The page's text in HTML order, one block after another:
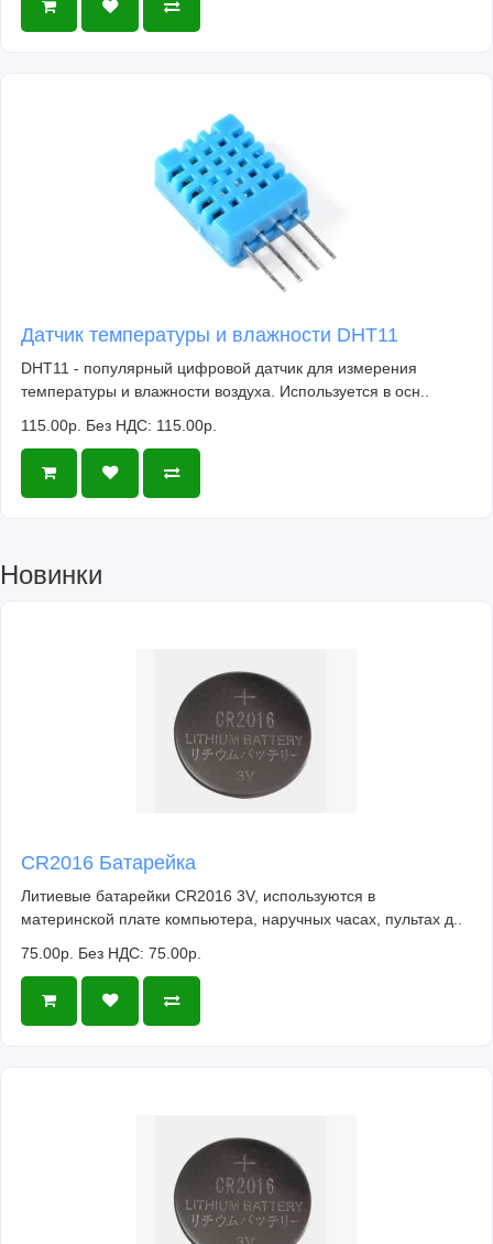
Датчик температуры и влажности DHT11
DHT11 - популярный цифровой датчик для измерения
температуры и влажности воздуха. Используется в осн..
115.00р. Без НДС: 115.00р.
Новинки
CR2016 Батарейка
Литиевые батарейки CR2016 3V, используются в
материнской плате компьютера, наручных часах, пультах д..
75.00р. Без НДС: 75.00р.